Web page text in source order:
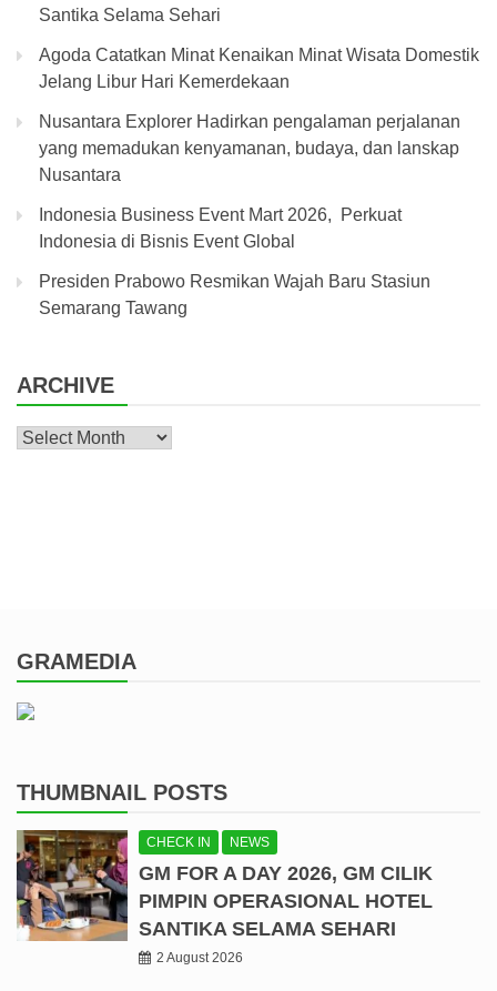
Santika Selama Sehari
Agoda Catatkan Minat Kenaikan Minat Wisata Domestik
Jelang Libur Hari Kemerdekaan
Nusantara Explorer Hadirkan pengalaman perjalanan
yang memadukan kenyamanan, budaya, dan lanskap
Nusantara
Indonesia Business Event Mart 2026, Perkuat
Indonesia di Bisnis Event Global
Presiden Prabowo Resmikan Wajah Baru Stasiun
Semarang Tawang
ARCHIVE
Archive
GRAMEDIA
THUMBNAIL POSTS
CHECK IN NEWS
GM FOR A DAY 2026, GM CILIK
PIMPIN OPERASIONAL HOTEL
SANTIKA SELAMA SEHARI
2 August 2026